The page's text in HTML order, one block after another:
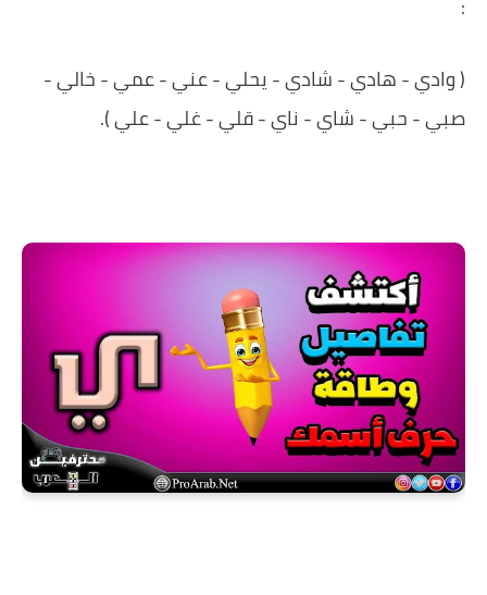
( وادي - هادي - شادي - يحلي - عني - عمي - خالي -
صبي - حبي - شاي - ناي - قلي - غلي - علي ).